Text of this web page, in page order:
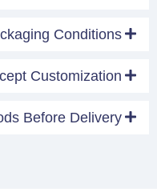
Conditions?
Customization?
Before Delivery?